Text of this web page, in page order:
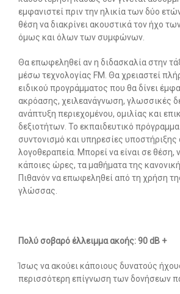
εμφανιστεί πριν την ηλικία των δύο
θέση να διακρίνει ακουστικά τον ήχο
όμως και όλων των συμφώνων.
Θα επωφεληθεί αν η διδασκαλία στην
μέσω τεχνολογίας FM. Θα χρειαστεί
ειδικού προγράμματος που θα δίνει
ακρόασης, χειλεανάγνωση, γλωσσικές
ανάπτυξη περιεχομένου, ομιλίας και
δεξιοτήτων. Το εκπαιδευτικό πρόγραμμα
συντονισμό και υπηρεσίες
λογοθεραπεία. Μπορεί να είναι σε θέση,
κάποιες ώρες, τα μαθήματα της
Πιθανόν να επωφεληθεί από τη χρήση
γλώσσας.
Πολύ σοβαρό έλλειμμα ακοής: 90 dB +
Ίσως να ακούει κάποιους δυνατούς
περισσότερη επίγνωση των δονήσεων